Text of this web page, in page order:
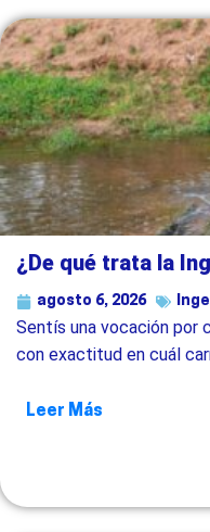
¿De qué trata la
agosto 6, 2026
Sentís una vocación por
con exactitud en cuál
Leer Más